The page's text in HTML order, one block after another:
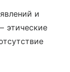
и
этические